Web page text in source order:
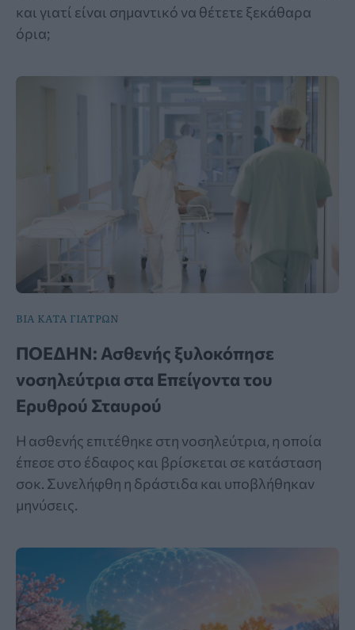
και γιατί είναι σημαντικό να θέτετε ξεκάθαρα
όρια;
ΒΙΑ ΚΑΤΑ ΓΙΑΤΡΩΝ
ΠΟΕΔΗΝ: Ασθενής ξυλοκόπησε
νοσηλεύτρια στα Επείγοντα του
Ερυθρού Σταυρού
Η ασθενής επιτέθηκε στη νοσηλεύτρια, η οποία
έπεσε στο έδαφος και βρίσκεται σε κατάσταση
σοκ. Συνελήφθη η δράστιδα και υποβλήθηκαν
μηνύσεις.